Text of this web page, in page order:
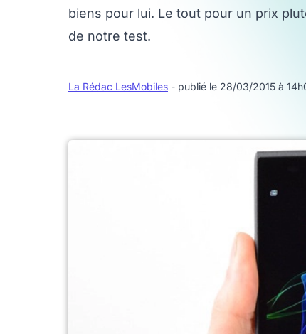
biens pour lui. Le tout pour un prix
de notre test.
La Rédac LesMobiles - publié le 28/03/2015 à